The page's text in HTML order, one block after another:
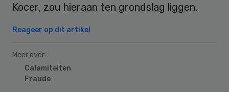
Kocer, zou hieraan ten grondslag liggen.
Reageer op dit artikel
Meer over:
Calamiteiten
Fraude